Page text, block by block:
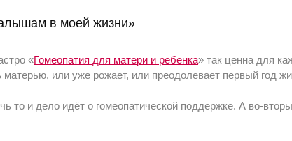
в моей жизни»
«Гомеопатия для матери и ребенка» так ценна для
матерью, или уже рожает, или преодолевает первый год
то и дело идёт о гомеопатической поддержке. А во-